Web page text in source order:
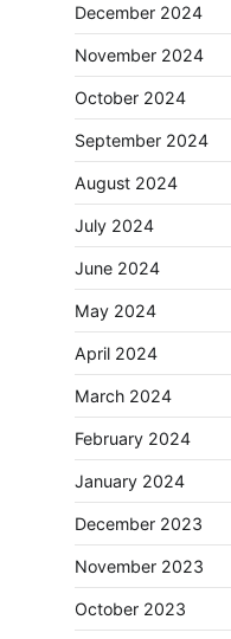
December 2024
November 2024
October 2024
September 2024
August 2024
July 2024
June 2024
May 2024
April 2024
March 2024
February 2024
January 2024
December 2023
November 2023
October 2023